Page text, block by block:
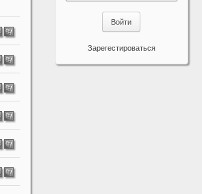
Войти
Зарегестироваться